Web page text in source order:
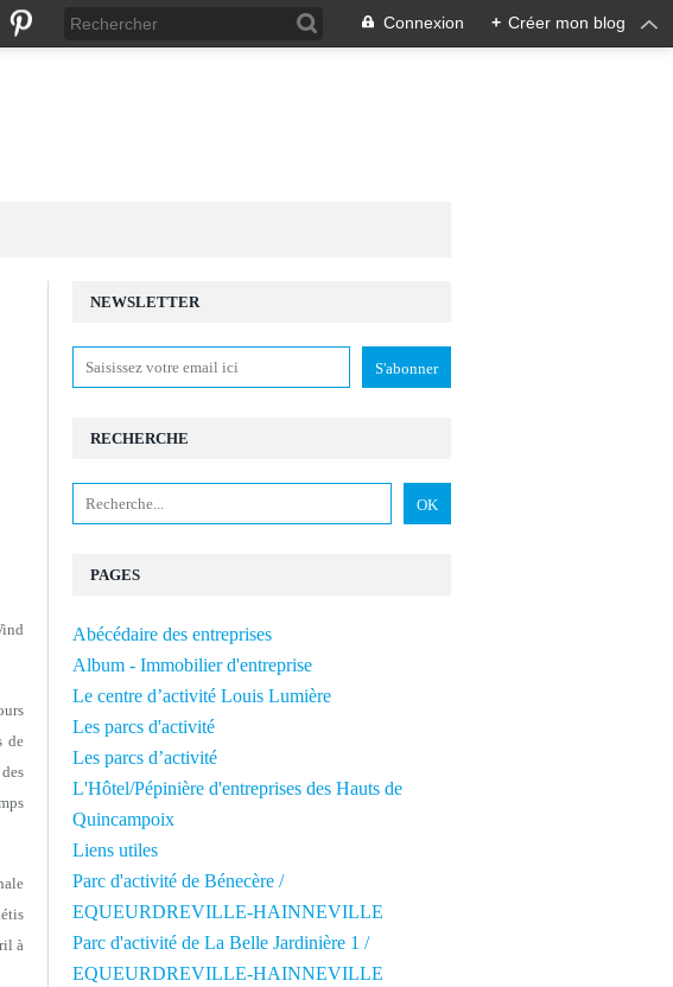
Connexion + Créer mon blog
de
à
NEWSLETTER
RECHERCHE
PAGES
Abécédaire des entreprises
Album - Immobilier d'entreprise
Le centre d’activité Louis Lumière
Les parcs d'activité
Les parcs d’activité
L'Hôtel/Pépinière d'entreprises des Hauts de
Quincampoix
Liens utiles
Parc d'activité de Bénecère /
EQUEURDREVILLE-HAINNEVILLE
Parc d'activité de La Belle Jardinière 1 /
EQUEURDREVILLE-HAINNEVILLE